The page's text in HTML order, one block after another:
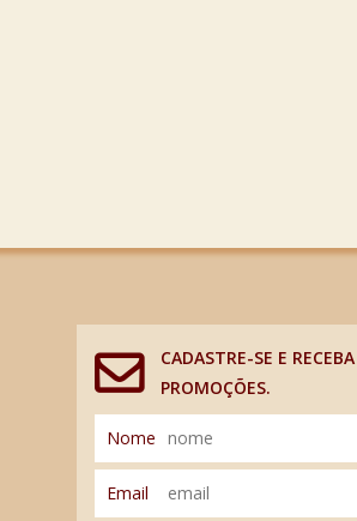
CADASTRE-SE E
PROMOÇÕES.
Nome
Email